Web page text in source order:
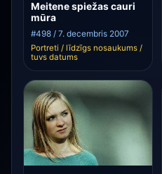
Meitene spiežas cauri
mūra
#498 / 7. decembris 2007
Portreti / līdzīgs nosaukums /
tuvs datums